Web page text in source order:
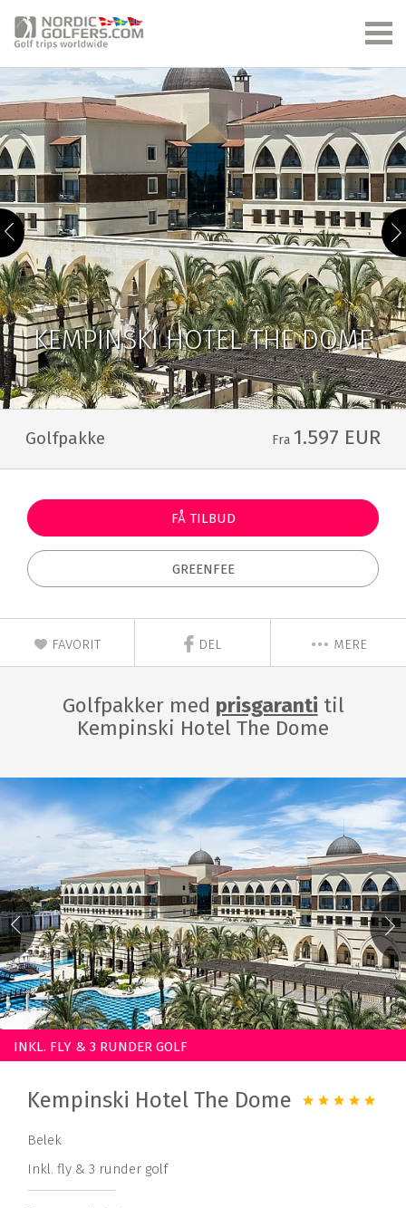
KEMPINSKI HOTEL THE DOME
Golfpakke Fra 1.597 EUR
FÅ TILBUD
GREENFEE
FAVORIT DEL MERE
Golfpakker med prisgaranti til
Kempinski Hotel The Dome
INKL. FLY & 3 RUNDER GOLF
Kempinski Hotel The Dome
Belek
Inkl. fly & 3 runder golf